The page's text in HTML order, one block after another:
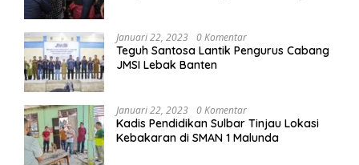
Januari 22, 2023 0 Komentar
Teguh Santosa Lantik Pengurus Cabang
JMSI Lebak Banten
Januari 22, 2023 0 Komentar
Kadis Pendidikan Sulbar Tinjau Lokasi
Kebakaran di SMAN 1 Malunda